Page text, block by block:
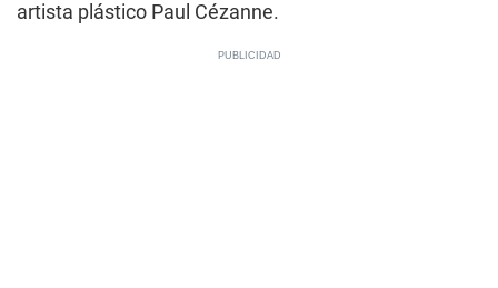
artista plástico Paul Cézanne.